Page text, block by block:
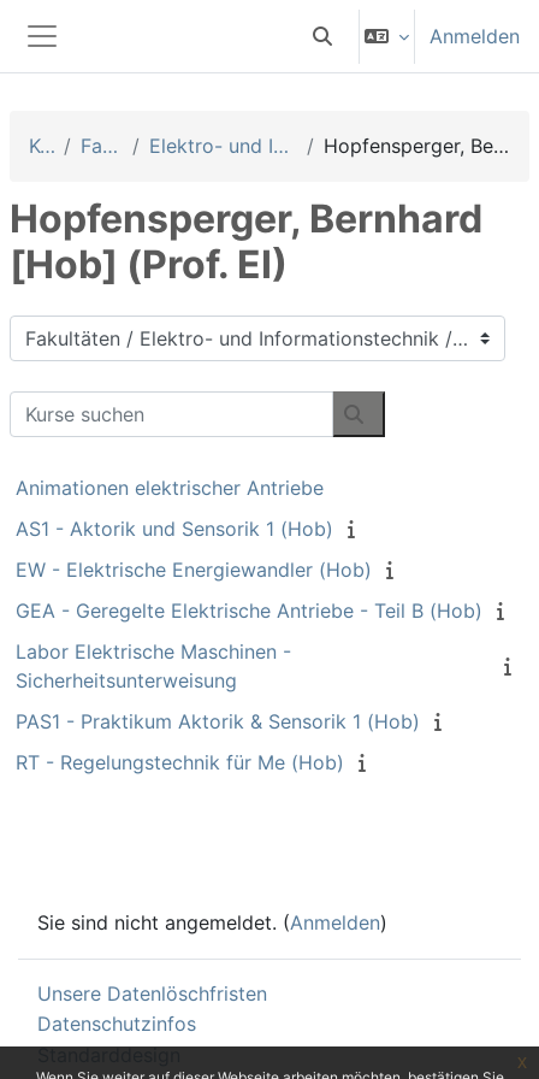
x
Website-Übersicht
Sucheingabe umschalten
Anmelden
Kurse Fakultäten Elektro- und Informationstechnik Hopfensperger, Bernhard [Hob] (Prof. EI)
Hopfensperger, Bernhard
[Hob] (Prof. EI)
Kursbereiche
Kurse suchen
Kurse suchen
Animationen elektrischer Antriebe
AS1 - Aktorik und Sensorik 1 (Hob)
EW - Elektrische Energiewandler (Hob)
GEA - Geregelte Elektrische Antriebe - Teil B (Hob)
Labor Elektrische Maschinen -
Sicherheitsunterweisung
PAS1 - Praktikum Aktorik & Sensorik 1 (Hob)
RT - Regelungstechnik für Me (Hob)
Sie sind nicht angemeldet. (Anmelden)
Unsere Datenlöschfristen
Datenschutzinfos
Standarddesign